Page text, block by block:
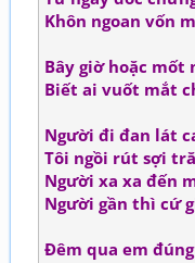
Khôn ngoan vốn
Bây giờ hoặc mốt
Biết ai vuốt mắt
Người đi đan lát
Tôi ngồi rút sợi
Người xa xa đến
Người gần thì cứ
Đêm qua em